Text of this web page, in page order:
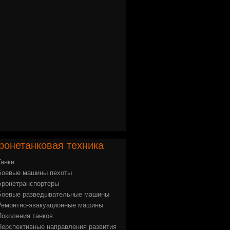
техника
машины пехоты
разведывательные машины
эвакуационные машины
танков
направления развития